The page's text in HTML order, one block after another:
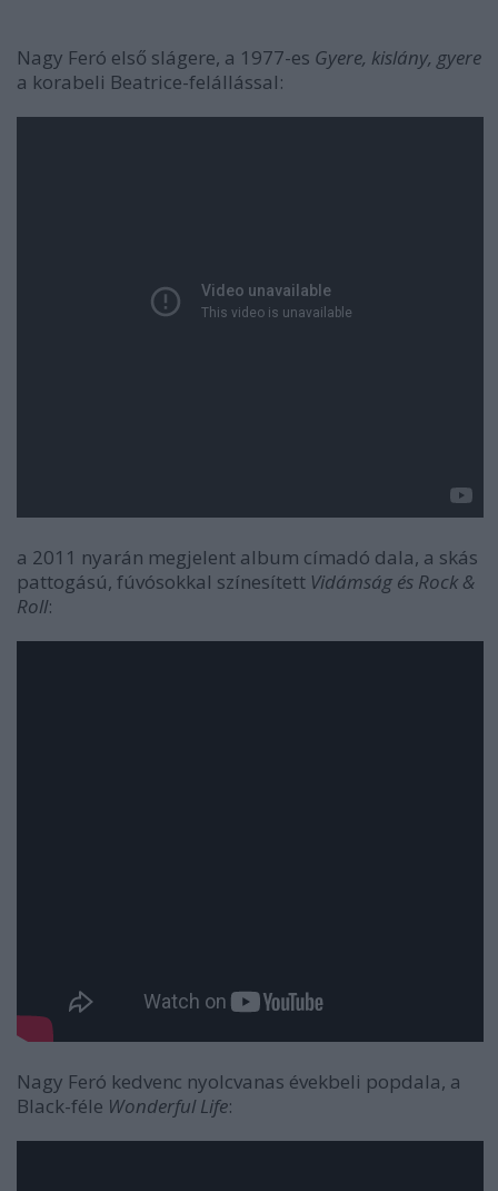
Nagy Feró első slágere, a 1977-es Gyere, kislány, gyere
a korabeli Beatrice-felállással:
a 2011 nyarán megjelent album címadó dala, a skás
pattogású, fúvósokkal színesített Vidámság és Rock &
Roll:
Nagy Feró kedvenc nyolcvanas évekbeli popdala, a
Black-féle Wonderful Life: